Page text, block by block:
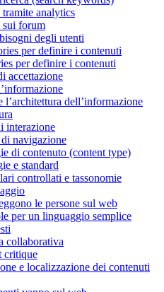
analytics
sui forum
degli utenti
per definire i contenuti
per definire i contenuti
accettazione
dell’informazione
interazione
navigazione
di contenuto (content type)
e standard
controllati e tassonomie
le persone sul web
per un linguaggio semplice
collaborativa
critique
e localizzazione dei contenuti